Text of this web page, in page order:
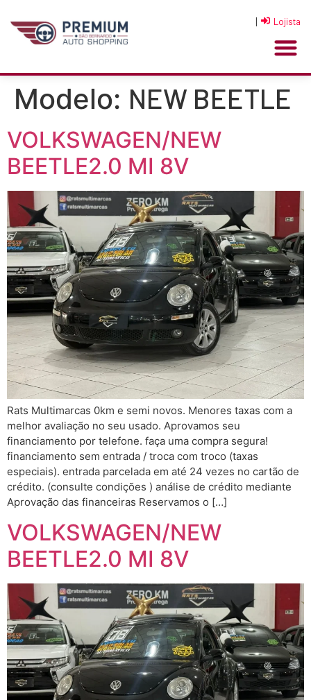
| Lojista
Modelo: NEW BEETLE
VOLKSWAGEN/NEW
BEETLE2.0 MI 8V
Rats Multimarcas 0km e semi novos. Menores taxas com a
melhor avaliação no seu usado. Aprovamos seu
financiamento por telefone. faça uma compra segura!
financiamento sem entrada / troca com troco (taxas
especiais). entrada parcelada em até 24 vezes no cartão de
crédito. (consulte condições ) análise de crédito mediante
Aprovação das financeiras Reservamos o […]
VOLKSWAGEN/NEW
BEETLE2.0 MI 8V